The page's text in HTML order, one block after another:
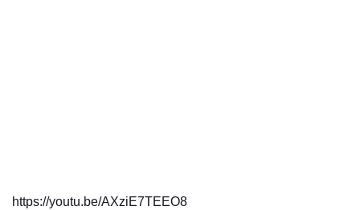
https://youtu.be/AXziE7TEEO8